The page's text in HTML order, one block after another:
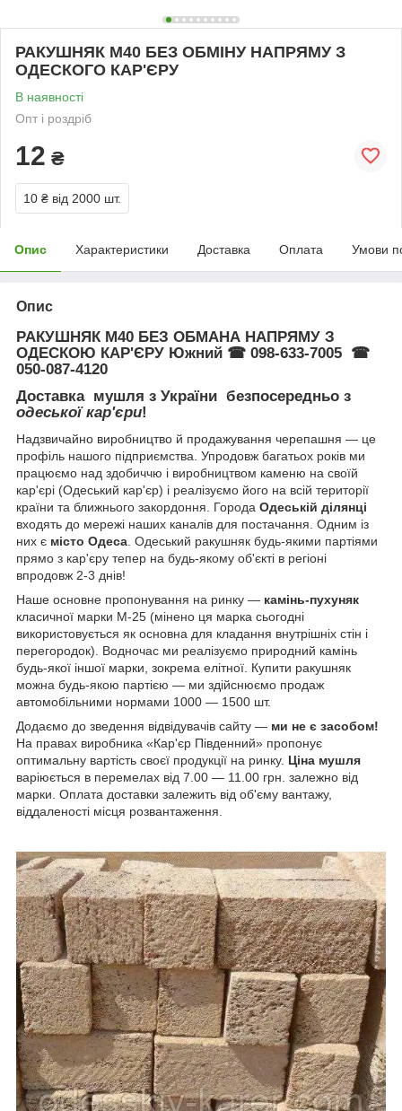
РАКУШНЯК М40 БЕЗ ОБМІНУ НАПРЯМУ З
ОДЕСКОГО КАР'ЄРУ
В наявності
Опт і роздріб
12 ₴
10 ₴ від 2000 шт.
Опис Характеристики Доставка Оплата Умови
Опис
РАКУШНЯК М40 БЕЗ ОБМАНА НАПРЯМУ З
ОДЕСКОЮ КАР'ЄРУ Южний ☎ 098-633-7005 ☎
050-087-4120
Доставка мушля з України безпосередньо з
одеської кар'єри!
Надзвичайно виробництво й продажування черепашня — це
профіль нашого підприємства. Упродовж багатьох років ми
працюємо над здобиччю і виробництвом каменю на своїй
кар'єрі (Одеський кар'єр) і реалізуємо його на всій території
країни та ближнього закордоння. Города Одеській ділянці
входять до мережі наших каналів для постачання. Одним із
них є місто Одеса. Одеський ракушняк будь-якими партіями
прямо з кар'єру тепер на будь-якому об'єкті в регіоні
впродовж 2-3 днів!
Наше основне пропонування на ринку — камінь-пухуняк
класичної марки М-25 (мінено ця марка сьогодні
використовується як основна для кладання внутрішніх стін і
перегородок). Водночас ми реалізуємо природний камінь
будь-якої іншої марки, зокрема елітної. Купити ракушняк
можна будь-якою партією — ми здійснюємо продаж
автомобільними нормами 1000 — 1500 шт.
Додаємо до зведення відвідувачів сайту — ми не є засобом!
На правах виробника «Кар'єр Південний» пропонує
оптимальну вартість своєї продукції на ринку. Ціна мушля
варіюється в перемелах від 7.00 — 11.00 грн. залежно від
марки. Оплата доставки залежить від об'єму вантажу,
віддаленості місця розвантаження.